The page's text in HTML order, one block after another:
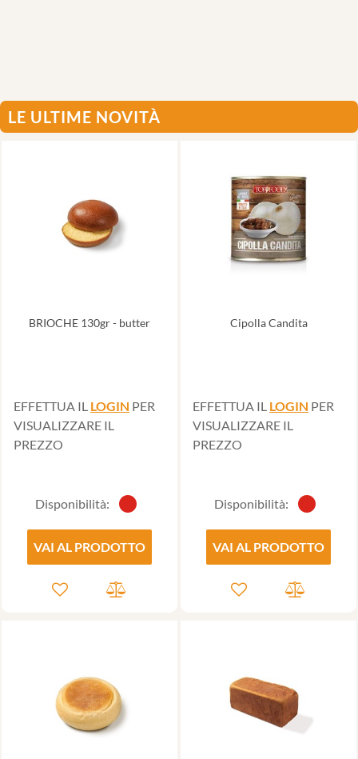
LE ULTIME NOVITÀ
BRIOCHE 130gr - butter
EFFETTUA IL LOGIN PER
VISUALIZZARE IL
PREZZO
Disponibilità:
VAI AL PRODOTTO
Cipolla Candita
EFFETTUA IL LOGIN PER
VISUALIZZARE IL
PREZZO
Disponibilità:
VAI AL PRODOTTO